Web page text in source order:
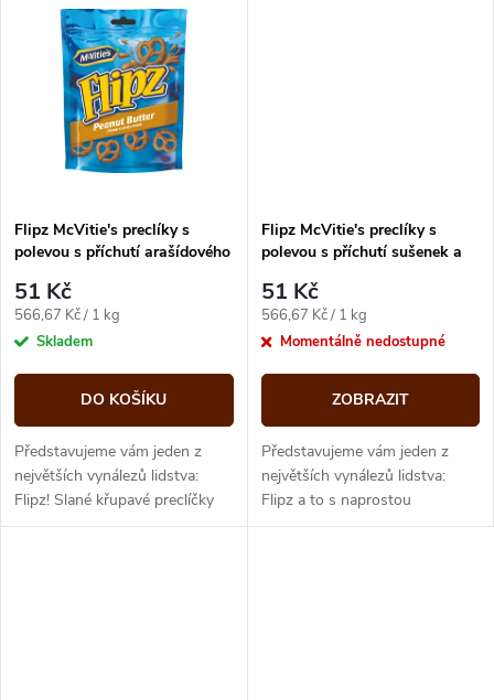
Flipz McVitie's preclíky s
polevou s příchutí arašídového
51 Kč
Měrná
cena:
566,67 Kč / 1 kg
Skladem
DO KOŠÍKU
Představujeme vám jeden z
největších vynálezů lidstva:
Flipz! Slané křupavé preclíčky
obalené v lahodné polevě s
Flipz McVitie's preclíky s
polevou s příchutí sušenek a
51 Kč
Měrná
cena:
566,67 Kč / 1 kg
Momentálně nedostupné
ZOBRAZIT
Představujeme vám jeden z
největších vynálezů lidstva:
Flipz a to s naprostou
jedinečnou novou příchutí: